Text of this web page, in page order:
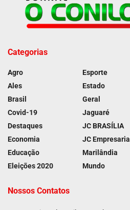
Categorias
Agro
Ales
Brasil
Covid-19
Destaques
Economia
Educação
Eleições 2020
Esporte
Estado
Geral
Jaguaré
JC BRASÍLIA
JC Empresarial
Marilândia
Mundo
Nossos Contatos